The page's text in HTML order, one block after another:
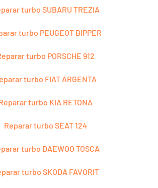
turbo SUBARU TREZIA
turbo PEUGEOT BIPPER
turbo PORSCHE 912
turbo FIAT ARGENTA
turbo KIA RETONA
Reparar turbo SEAT 124
turbo DAEWOO TOSCA
turbo SKODA FAVORIT